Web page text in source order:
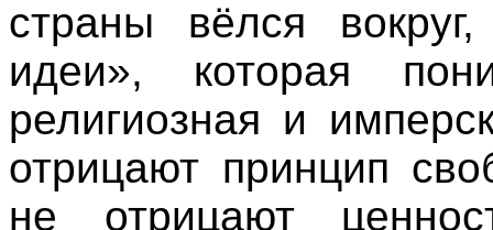
страны вёлся
идеи», которая
религиозная и
отрицают принцип
не отрицают